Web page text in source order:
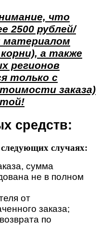
что
2500 рублей/
материалом
а также
регионов
только с
заказа)
средств:
следующих случаях:
сумма
не в полном
от
заказа;
по